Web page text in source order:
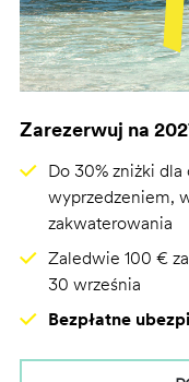
Zarezerwuj na
Do 30% zniżki
wyprzedzeniem,
zakwaterowania
Zaledwie 100 €
30 września
Bezpłatne